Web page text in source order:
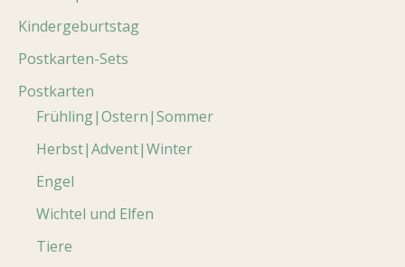
Kindergeburtstag
Postkarten-Sets
Postkarten
Frühling|Ostern|Sommer
Herbst|Advent|Winter
Engel
Wichtel und Elfen
Tiere